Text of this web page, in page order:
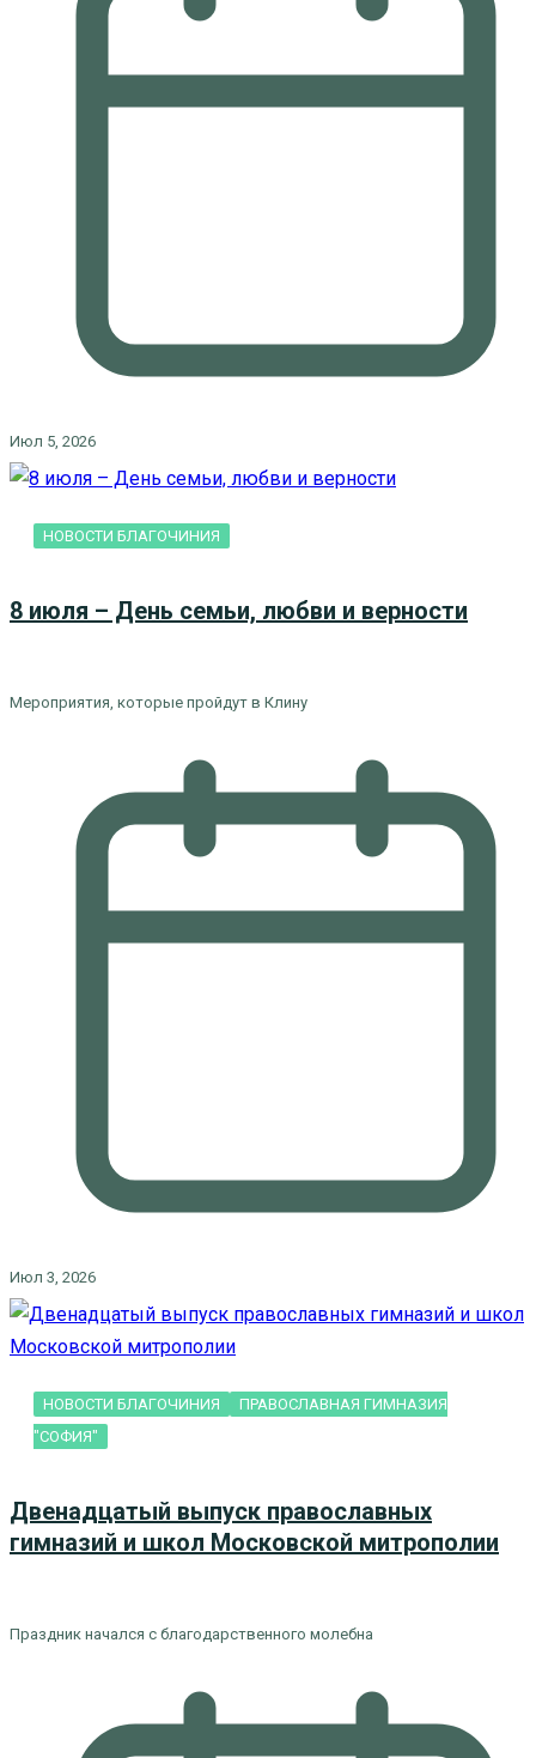
Июл 5, 2026
НОВОСТИ БЛАГОЧИНИЯ
8 июля – День семьи, любви и верности
Мероприятия, которые пройдут в Клину
Июл 3, 2026
НОВОСТИ БЛАГОЧИНИЯ
ПРАВОСЛАВНАЯ ГИМНАЗИЯ
"СОФИЯ"
Двенадцатый выпуск православных
гимназий и школ Московской митрополии
Праздник начался с благодарственного молебна